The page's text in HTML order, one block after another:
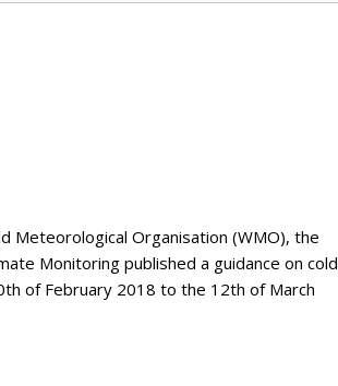
Meteorological Organisation (WMO), the
Monitoring published a guidance on cold
of February 2018 to the 12th of March